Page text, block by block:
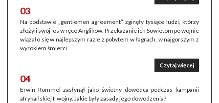
03
Na podstawie „gentlemen agreement” zginęły tysiące ludzi, którzy
złożyli swój los w ręce Anglików. Przekazanie ich Sowietom po wojnie
wiązało się w najlepszym razie z pobytem w łagrach, w najgorszym z
wyrokiem śmierci.
Czytaj więcej
04
Erwin Rommel zasłynął jako świetny dowódca podczas kampanii
afrykańskiej II wojny. Jakie były zasady jego dowodzenia?